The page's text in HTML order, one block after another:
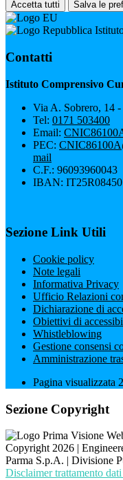
Accetta tutti Salva le
Contatti
Istituto Comprensivo
Via A. Sobrero, 14
Tel: 0171 503400
Email:
PEC:
mail
C.F.: 96093960043
IBAN:
Sezione Link Utili
Cookie policy
Note legali
Informativa Privacy
Ufficio Relazioni
Dichiarazione di
Obiettivi di
Whistleblowing
Gestione consensi
Amministrazione
Pagina visualizzata
Sezione Copyright
Copyright 2026 |
Parma S.p.A. | Divisione
Disclaimer trattamento